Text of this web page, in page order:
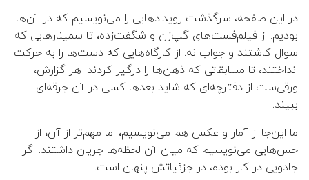
ج
س
ت
ج
و
ت
ا
👤 فاطمه ابطحی فروشانی
👤 فاطمه منصوری
👤 جعفر الماسی زاده
👤 محسن علمبردار (مدیر
رویداد انتقال تجربه کامپیوتری
XPCon 2023
سای‌سیتی
در این صفحه، سرگذشت رویدادهایی را می‌نویسیم که در آن‌ها
بودیم: از فیلم‌فست‌های گپ‌زن و شگفت‌زده، تا سمینارهایی که
سوال کاشتند و جواب نه. از کارگاه‌هایی که دست‌ها را به حرکت
انداختند، تا مسابقاتی که ذهن‌ها را درگیر کردند. هر گزارش،
ورقی‌ست از دفترچه‌ای که شاید بعدها کسی در آن جرقه‌ای
ببیند.
ما این‌جا از آمار و عکس هم می‌نویسیم، اما مهم‌تر از آن، از
حس‌هایی می‌نویسیم که میان آن لحظه‌ها جریان داشتند. اگر
جادویی در کار بوده، در جزئیاتش پنهان است.